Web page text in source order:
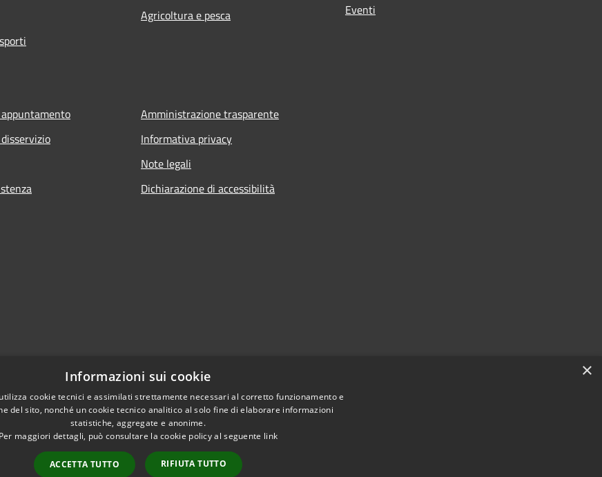
Agricoltura e pesca
Eventi
Amministrazione trasparente
Informativa privacy
Note legali
Dichiarazione di accessibilità
Copyright © 2026 • Comune di Torre Cajetani • Powered by
×
Informazioni sui cookie
cookie tecnici e assimilati strettamente necessari al corretto funzionamento e
del sito, nonché un cookie tecnico analitico al solo fine di elaborare informazioni
statistiche, aggregate e anonime.
Per maggiori dettagli, può consultare la cookie policy al seguente link
ACCETTA TUTTO RIFIUTA TUTTO